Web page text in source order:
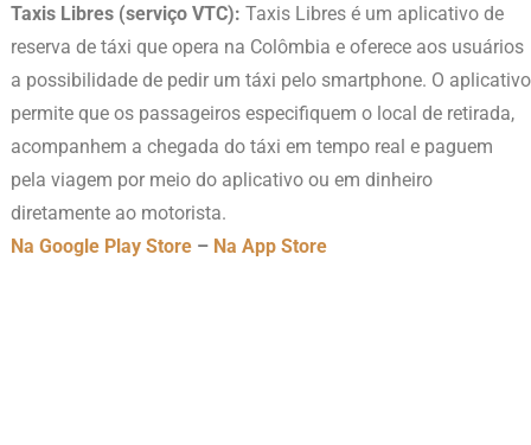
Taxis Libres (serviço VTC): Taxis Libres é um aplicativo de
reserva de táxi que opera na Colômbia e oferece aos usuários
a possibilidade de pedir um táxi pelo smartphone. O aplicativo
permite que os passageiros especifiquem o local de retirada,
acompanhem a chegada do táxi em tempo real e paguem
pela viagem por meio do aplicativo ou em dinheiro
diretamente ao motorista.
Na Google Play Store– Na App Store